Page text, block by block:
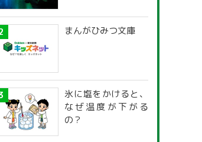
探究ガイド
まんがひみつ文庫
氷に塩をかけると、
なぜ温度が下がる
の？